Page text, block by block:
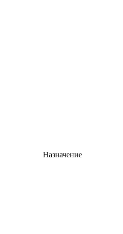
Назначение